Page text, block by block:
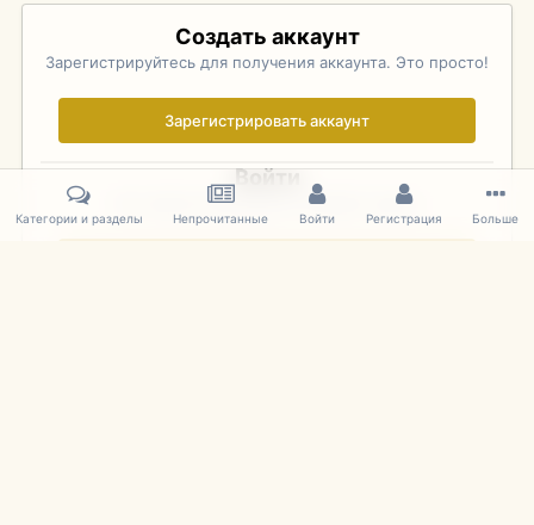
Создать аккаунт
Зарегистрируйтесь для получения аккаунта. Это просто!
Зарегистрировать аккаунт
Войти
Уже зарегистрированы? Войдите здесь.
Категории и разделы Непрочитанные Войти Регистрация Больше